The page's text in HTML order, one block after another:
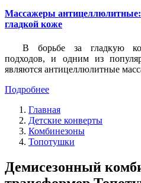
Массажеры
гладкой коже
В борьбе за гладкую
подходов, и одним из
являются антицеллюлитные
Подробнее
Главная
Детские конверты
Комбинезоны
Топотушки
Демисезонный